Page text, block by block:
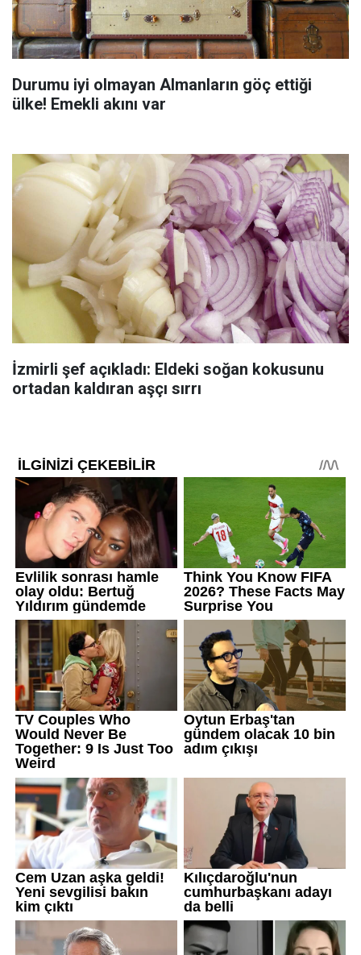
Durumu iyi olmayan Almanların göç ettiği
ülke! Emekli akını var
İzmirli şef açıkladı: Eldeki soğan kokusunu
ortadan kaldıran aşçı sırrı